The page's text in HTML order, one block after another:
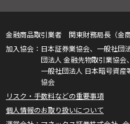
金融商品取引業者 関東財務局長（金
日本証券業協会、一般社団
団法人 金融先物取引業協会、
一般社団法人 日本暗号資
協会
リスク・手数料などの重要事項
個人情報のお取り扱いについて